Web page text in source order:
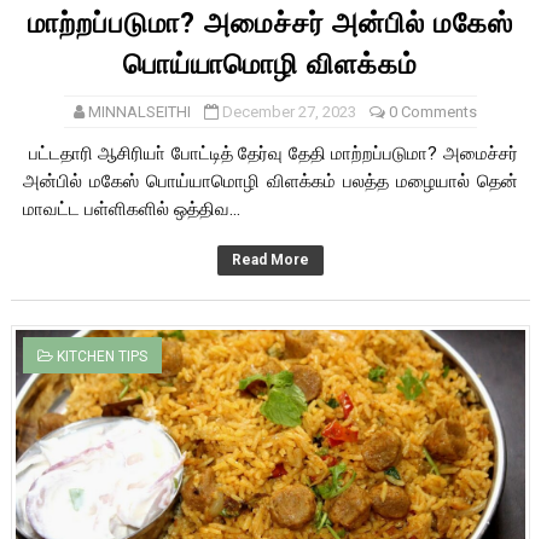
மாற்றப்படுமா? அமைச்சர் அன்பில் மகேஸ்
பொய்யாமொழி விளக்கம்
MINNALSEITHI December 27, 2023 0 Comments
பட்டதாரி ஆசிரியா் போட்டித் தேர்வு தேதி மாற்றப்படுமா? அமைச்சர்
அன்பில் மகேஸ் பொய்யாமொழி விளக்கம் பலத்த மழையால் தென்
மாவட்ட பள்ளிகளில் ஒத்திவ...
Read More
KITCHEN TIPS